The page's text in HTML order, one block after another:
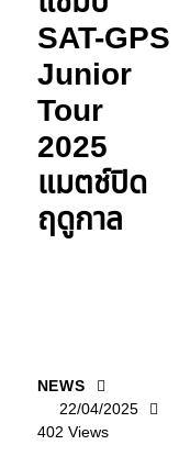
SAT-GPS
Junior
Tour
2025
แมตช์ปิด
ฤดูกาล
NEWS
22/04/2025
402 Views